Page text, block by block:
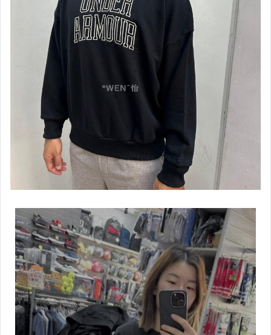
【運動緊身褲】男用
【運動緊身系列】女用
【Under Armour】配件專區
【Under Armour】棒壘用品
【Under Armour】男款專區
【Under Armour】男慢跑鞋款
【Under Armour】女款專區
【HOKA ONEONE】男鞋款
【HOKA ONEONE】女鞋款
【Kappa】專區
【IDIEN】專區
【ASICS、adidas】男服飾